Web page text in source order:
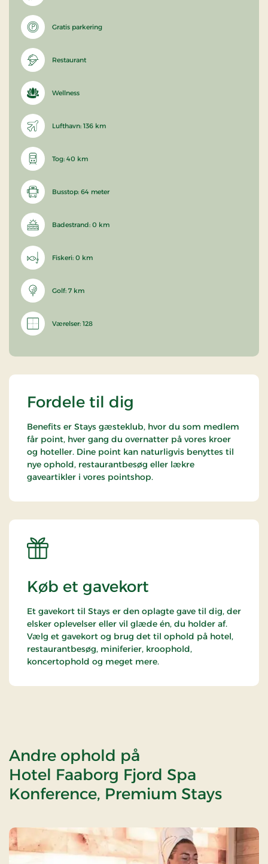
Gratis parkering
Restaurant
Wellness
Lufthavn: 136 km
Tog: 40 km
Busstop: 64 meter
Badestrand: 0 km
Fiskeri: 0 km
Golf: 7 km
Værelser: 128
Fordele til dig
Benefits er Stays gæsteklub, hvor du som medlem
får point, hver gang du overnatter på vores kroer
og hoteller. Dine point kan naturligvis benyttes til
nye ophold, restaurantbesøg eller lækre
gaveartikler i vores pointshop.
Køb et gavekort
Et gavekort til Stays er den oplagte gave til dig, der
elsker oplevelser eller vil glæde én, du holder af.
Vælg et gavekort og brug det til ophold på hotel,
restaurantbesøg, miniferier, kroophold,
koncertophold og meget mere.
Andre ophold på
Hotel Faaborg Fjord Spa
Konference, Premium Stays